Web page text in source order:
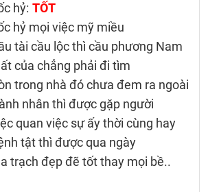
hỷ: TỐT
hỷ mọi việc mỹ miều
tài cầu lộc thì cầu phương Nam
của chẳng phải đi tìm
trong nhà đó chưa đem ra ngoài
nhân thì được gặp người
quan việc sự ấy thời cùng hay
tật thì được qua ngày
trạch đẹp đẽ tốt thay mọi bề..